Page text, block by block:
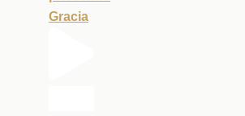
Gracia